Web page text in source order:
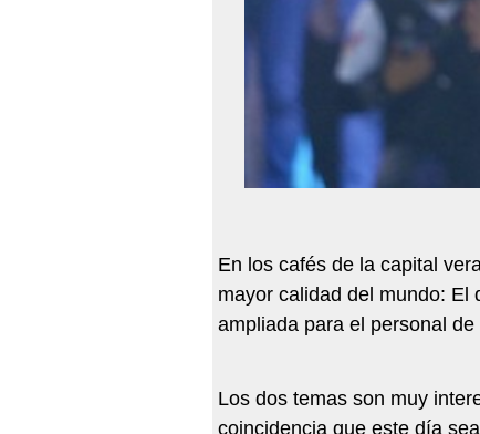
En los cafés de la capital
mayor calidad del mundo: El
ampliada para el personal
Los dos temas son muy
coincidencia que este día